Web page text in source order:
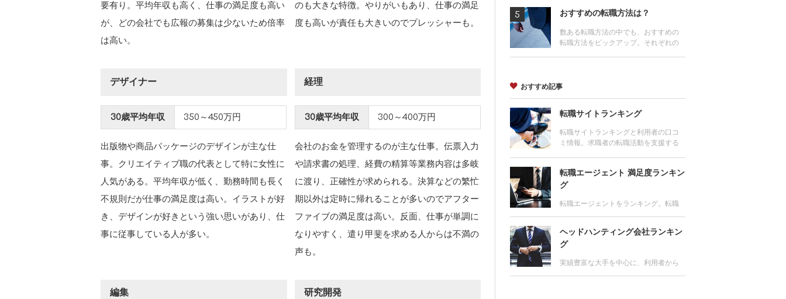
要有り。平均年収も高く、仕事の満足度も高い
が、どの会社でも広報の募集は少ないため倍率
は高い。
のも大きな特徴。やりがいもあり、仕事の満足
度も高いが責任も大きいのでプレッシャーも。
デザイナー
30歳平均年収 350～450万円
出版物や商品パッケージのデザインが主な仕
事。クリエイティブ職の代表として特に女性に
人気がある。平均年収が低く、勤務時間も長く
不規則だが仕事の満足度は高い。イラストが好
き、デザインが好きという強い思いがあり、仕
事に従事している人が多い。
経理
30歳平均年収 300～400万円
会社のお金を管理するのが主な仕事。伝票入力
や請求書の処理、経費の精算等業務内容は多岐
に渡り、正確性が求められる。決算などの繁忙
期以外は定時に帰れることが多いのでアフター
ファイブの満足度は高い。反面、仕事が単調に
なりやすく、遣り甲斐を求める人からは不満の
声も。
編集 研究開発
す。
おすすめの転職方法は？
数ある転職方法の中でも、おすすめの
転職方法をピックアップ。それぞれの
おすすめ記事
転職サイトランキング
転職サイトランキングと利用者の口コ
ミ情報。求職者の転職活動を支援する
し、ランキング。
転職エージェント 満足度ランキン
グ
転職エージェントをランキング。転職
用者からの評判もチェック。転職の無
料サポートが受けられる主な拠点やサ
ヘッドハンティング会社ランキン
グ
実績豊富な大手を中心に、利用者から